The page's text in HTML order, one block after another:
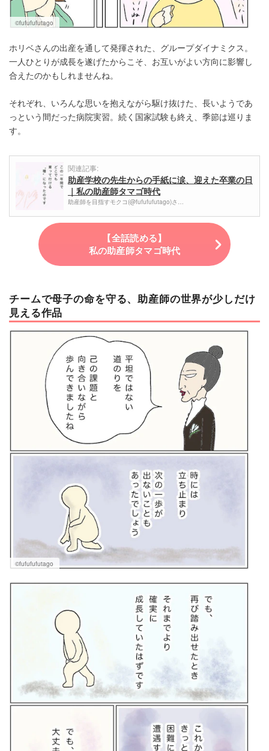
©fufufufutago
ホリベさんの出産を通して発揮された、グループダイナミクス。
一人ひとりが成長を遂げたからこそ、お互いがよい方向に影響し
合えたのかもしれませんね。
それぞれ、いろんな思いを抱えながら駆け抜けた、長いようであ
っという間だった病院実習。続く国家試験も終え、季節は巡りま
す。
関連記事:
助産学校の先生からの手紙に涙、迎えた卒業の日
｜私の助産師タマゴ時代
助産師を目指すモクコ(@fufufufutago)さ…
【全話読める】
私の助産師タマゴ時代
チームで母子の命を守る、助産師の世界が少しだけ
見える作品
©fufufufutago